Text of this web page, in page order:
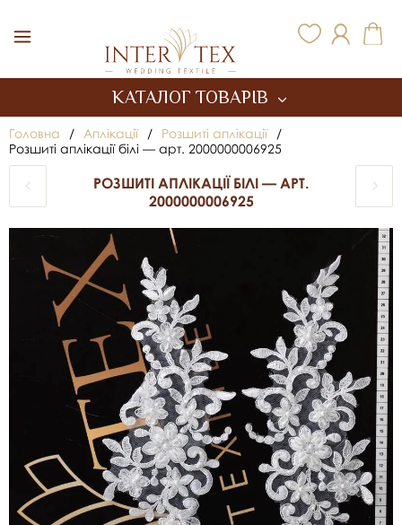
КАТАЛОГ ТОВАРІВ
Головна / Аплікації / Розшиті аплікації
/
Розшиті аплікації білі — арт. 2000000006925
РОЗШИТІ АПЛІКАЦІЇ БІЛІ — АРТ.
2000000006925